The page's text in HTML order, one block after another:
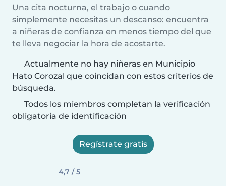
Una cita nocturna, el trabajo o cuando
simplemente necesitas un descanso: encuentra
a niñeras de confianza en menos tiempo del que
te lleva negociar la hora de acostarte.
Actualmente no hay niñeras en Municipio
Hato Corozal que coincidan con estos criterios de
búsqueda.
Todos los miembros completan la verificación
obligatoria de identificación
Regístrate gratis
4,7 / 5